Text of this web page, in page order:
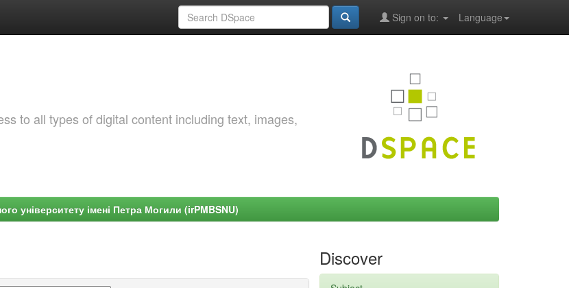
Language
Sign on to:
to all types of digital content including text, images,
університету імені Петра Могили (irPMBSNU)
Discover